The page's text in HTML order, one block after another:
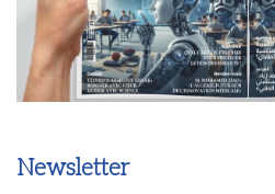
Newsletter